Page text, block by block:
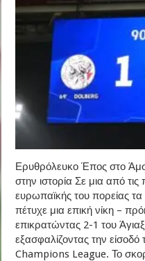
Ερυθρόλευκο Έπος στο
στην ιστορία Σε μια από
ευρωπαϊκής του πορείας
πέτυχε μια επική νίκη –
επικρατώντας 2-1 του
εξασφαλίζοντας την
Champions League. Το